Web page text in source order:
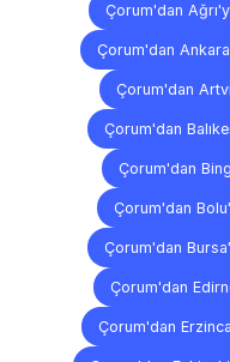
Çorum'dan
Çorum'dan
Çorum'dan
Çorum'dan
Çorum'dan
Çorum'dan
Çorum'dan
Çorum'dan
Çorum'dan